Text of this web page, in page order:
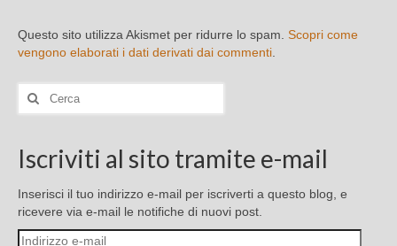
Questo sito utilizza Akismet per ridurre lo spam. Scopri come
vengono elaborati i dati derivati dai commenti
Cerca:
Iscriviti al sito tramite e-mail
Inserisci il tuo indirizzo e-mail per iscriverti a questo blog, e
ricevere via e-mail le notifiche di nuovi post.
Indirizzo